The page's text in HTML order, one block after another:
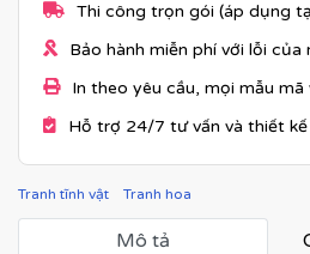
Thi công trọn gói (áp dụng
Bảo hành miễn phí với lỗi của
In theo yêu cầu, mọi mẫu
Hỗ trợ 24/7 tư vấn và thiết kế
Tranh tĩnh vật Tranh hoa
Mô tả